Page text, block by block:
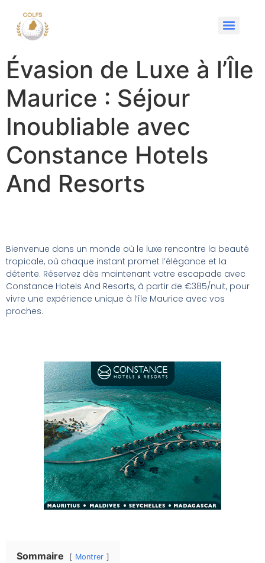
Évasion de Luxe à l’Île
Maurice : Séjour
Inoubliable avec
Constance Hotels
And Resorts
Bienvenue dans un monde où le luxe rencontre la beauté
tropicale, où chaque instant promet l’élégance et la
détente. Réservez dès maintenant votre escapade avec
Constance Hotels And Resorts, à partir de €385/nuit, pour
vivre une expérience unique à l’île Maurice avec vos
proches.
Sommaire Montrer